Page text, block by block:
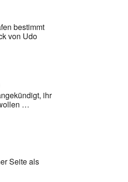
bestimmt
von Udo
ihr
…
Seite als